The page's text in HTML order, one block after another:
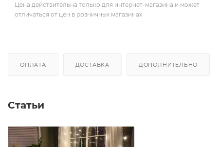
Цена действительна только для интернет-магазина и может
отличаться от цен в розничных магазинах
ОПЛАТА ДОСТАВКА ДОПОЛНИТЕЛЬНО
Статьи